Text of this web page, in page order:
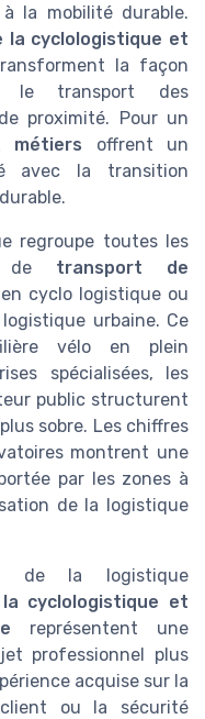
la mobilité durable.
la cyclologistique et
la façon
le transport des
proximité. Pour un
métiers offrent un
avec la transition
regroupe toutes les
transport de
cyclo logistique ou
urbaine. Ce
vélo en plein
spécialisées, les
public structurent
sobre. Les chiffres
montrent une
par les zones à
de la logistique
de la logistique
cyclologistique et
représentent une
professionnel plus
acquise sur la
ou la sécurité